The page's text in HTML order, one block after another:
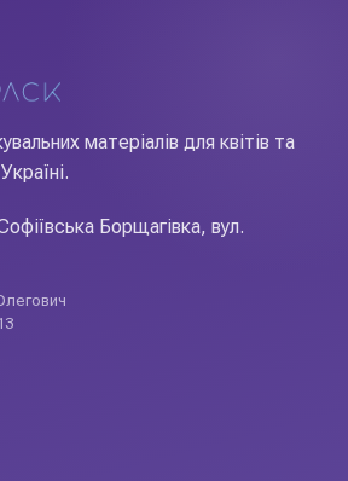
по Україні.
матеріалів для квітів та
Борщагівка, вул.